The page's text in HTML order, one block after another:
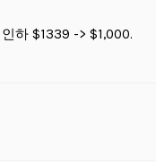
하 $1339 -> $1,000.